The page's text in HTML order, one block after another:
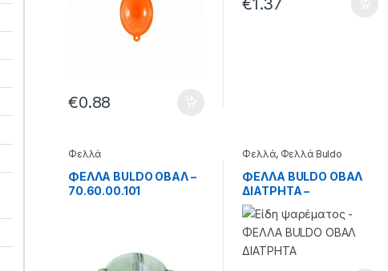
€0.88
Φελλά
ΦΕΛΛΑ BULDO ΟΒΑΛ –
70.60.00.101
Φελλά, Φελλά Buldo
ΦΕΛΛΑ BULDO ΟΒΑΛ
ΔΙΑΤΡΗΤΑ –
70.60.11.002